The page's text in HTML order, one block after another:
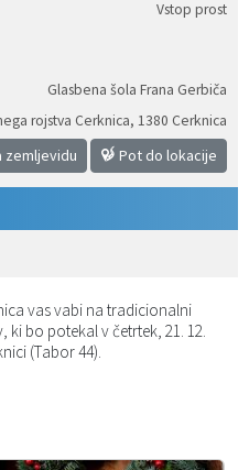
Vstop prost
Glasbena šola Frana Gerbiča
rojstva Cerknica, 1380 Cerknica
zemljevidu Pot do lokacije
vas vabi na tradicionalni
bo potekal v četrtek, 21. 12.
(Tabor 44).
Svet za preventivo in vzgojo v cestnem prometu
in kmetijstvo